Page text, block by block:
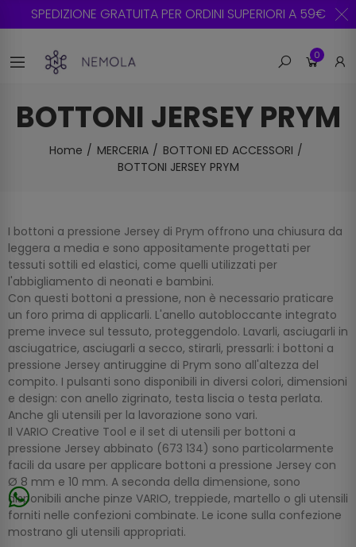
SPEDIZIONE GRATUITA PER ORDINI SUPERIORI A 59€
0
BOTTONI JERSEY PRYM
Home MERCERIA
BOTTONI ED ACCESSORI
BOTTONI JERSEY PRYM
I bottoni a pressione Jersey di Prym offrono una chiusura da
leggera a media e sono appositamente progettati per
tessuti sottili ed elastici, come quelli utilizzati per
l'abbigliamento di neonati e bambini.
Con questi bottoni a pressione, non è necessario praticare
un foro prima di applicarli. L'anello autobloccante integrato
preme invece sul tessuto, proteggendolo. Lavarli, asciugarli in
asciugatrice, asciugarli a secco, stirarli, pressarli: i bottoni a
pressione Jersey antiruggine di Prym sono all'altezza del
compito. I pulsanti sono disponibili in diversi colori, dimensioni
e design: con anello zigrinato, testa liscia o testa perlata.
Anche gli utensili per la lavorazione sono vari.
Il VARIO Creative Tool e il set di utensili per bottoni a
pressione Jersey abbinato (673 134) sono particolarmente
facili da usare per applicare bottoni a pressione Jersey con
Ø 8 mm e 10 mm. A seconda della dimensione, sono
disponibili anche pinze VARIO, treppiede, martello o gli utensili
forniti nelle confezioni combinate. Le icone sulla confezione
mostrano gli utensili appropriati.